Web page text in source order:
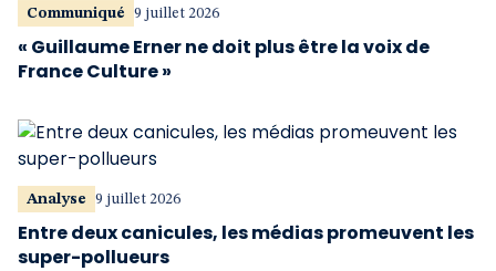
Communiqué 9 juillet 2026
« Guillaume Erner ne doit plus être la voix de
France Culture »
Analyse 9 juillet 2026
Entre deux canicules, les médias promeuvent les
super-pollueurs